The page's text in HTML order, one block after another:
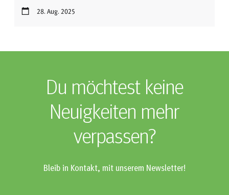
28. Aug. 2025
Du möchtest keine
Neuigkeiten mehr
verpassen?
Bleib in Kontakt, mit unserem Newsletter!